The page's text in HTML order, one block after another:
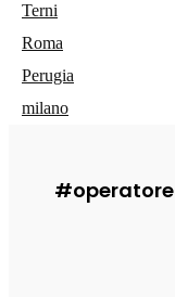
Terni
Roma
Perugia
milano